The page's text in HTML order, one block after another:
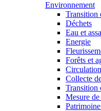
Environnement
Transition
Déchets
Eau et
Energie
Forêts et
Collecte
Transition
Mesure